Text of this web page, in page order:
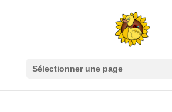
Sélectionner une page